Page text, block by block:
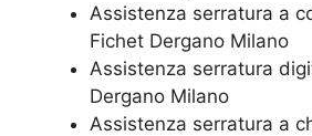
​Assistenza serratura​ ​a
Fichet Dergano Milano
Assistenza serratura
Dergano Milano
Assistenza serratura ​a